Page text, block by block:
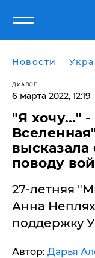
Новости
ДИАЛОГ
6 марта 2022, 12:19
"Я хочу..."
поводу
27-летняя
Анна
поддержку
Автор: Дарья